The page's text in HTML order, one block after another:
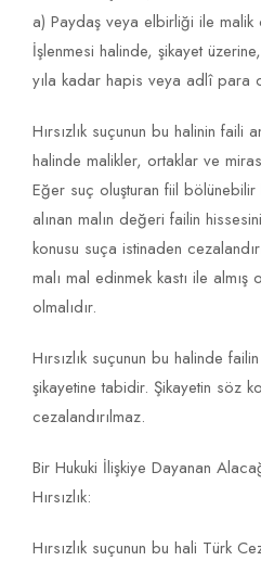
a) Paydaş veya elbirliği ile malik
İşlenmesi halinde, şikayet
yıla kadar hapis veya adlî para
Hırsızlık suçunun bu halinin faili
halinde malikler, ortaklar ve
Eğer suç oluşturan fiil
alınan malın değeri failin
konusu suça istinaden
malı mal edinmek kastı ile
olmalıdır.
Hırsızlık suçunun bu halinde
şikayetine tabidir. Şikayetin söz
cezalandırılmaz.
Bir Hukuki İlişkiye Dayanan
Hırsızlık:
Hırsızlık suçunun bu hali Türk